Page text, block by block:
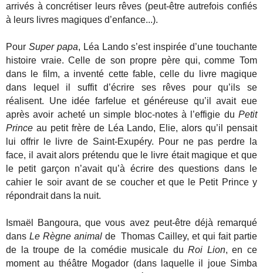
arrivés à concrétiser leurs rêves (peut-être autrefois confiés
à leurs livres magiques d’enfance...).
Pour Super papa, Léa Lando s’est inspirée d’une touchante
histoire vraie. Celle de son propre père qui, comme Tom
dans le film, a inventé cette fable, celle du livre magique
dans lequel il suffit d’écrire ses rêves pour qu’ils se
réalisent. Une idée farfelue et généreuse qu’il avait eue
après avoir acheté un simple bloc-notes à l’effigie du Petit
Prince au petit frère de Léa Lando, Elie, alors qu’il pensait
lui offrir le livre de Saint-Exupéry. Pour ne pas perdre la
face, il avait alors prétendu que le livre était magique et que
le petit garçon n’avait qu’à écrire des questions dans le
cahier le soir avant de se coucher et que le Petit Prince y
répondrait dans la nuit.
Ismaël Bangoura, que vous avez peut-être déjà remarqué
dansLe Règne animalde Thomas Cailley, et qui fait partie
de la troupe de la comédie musicale duRoi Lion, en ce
moment au théâtre Mogador (dans laquelle il joue Simba